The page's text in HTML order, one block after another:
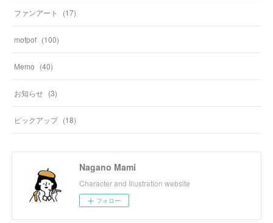
ファンアート (17)
mofpof (100)
Memo (40)
お知らせ (3)
ピックアップ (18)
Nagano Mami
Character and Illustration website
フォロー